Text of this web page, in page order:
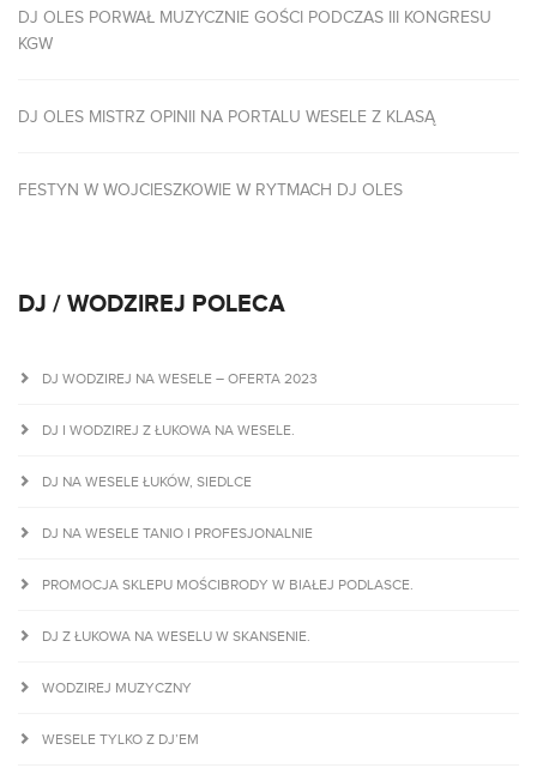
DJ OLES PORWAŁ MUZYCZNIE GOŚCI PODCZAS III KONGRESU
KGW
DJ OLES MISTRZ OPINII NA PORTALU WESELE Z KLASĄ
FESTYN W WOJCIESZKOWIE W RYTMACH DJ OLES
DJ / WODZIREJ POLECA
DJ WODZIREJ NA WESELE – OFERTA 2023
DJ I WODZIREJ Z ŁUKOWA NA WESELE.
DJ NA WESELE ŁUKÓW, SIEDLCE
DJ NA WESELE TANIO I PROFESJONALNIE
PROMOCJA SKLEPU MOŚCIBRODY W BIAŁEJ PODLASCE.
DJ Z ŁUKOWA NA WESELU W SKANSENIE.
WODZIREJ MUZYCZNY
WESELE TYLKO Z DJ’EM